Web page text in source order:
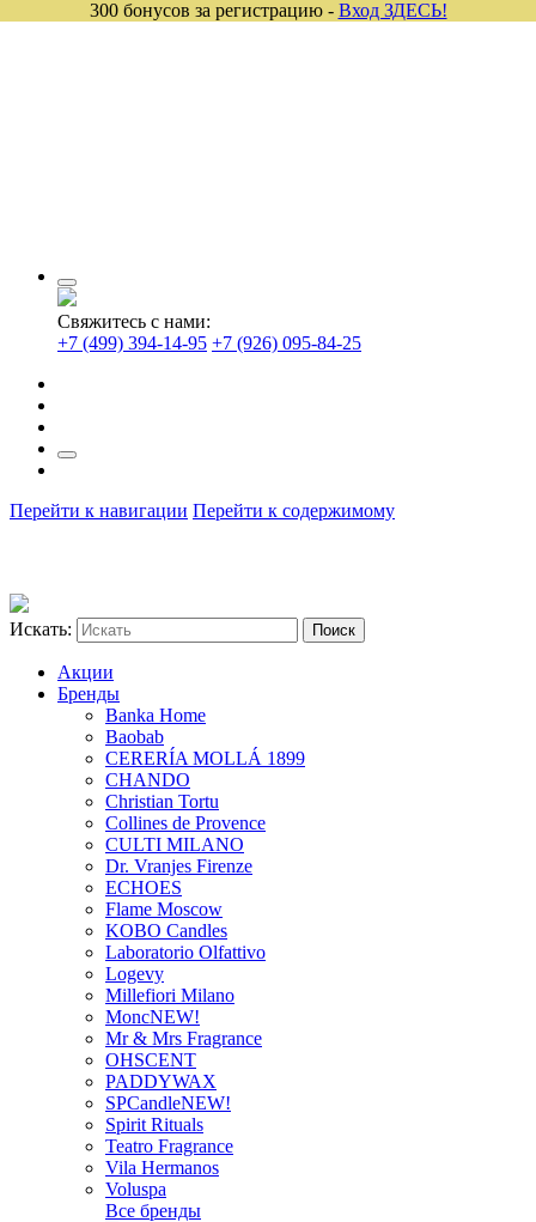
Свяжитесь с нами:
+7 (499) 394-14-95 +7 (926) 095-84-25
Перейти к навигации Перейти к содержимому
Искать:
Акции
Бренды
Banka Home
Baobab
CERERÍA MOLLÁ 1899
CHANDO
Christian Tortu
Collines de Provence
CULTI MILANO
Dr. Vranjes Firenze
ECHOES
Flame Moscow
KOBO Candles
Laboratorio Olfattivo
Logevy
Millefiori Milano
MoncNEW!
Mr & Mrs Fragrance
OHSCENT
PADDYWAX
SPCandleNEW!
Spirit Rituals
Teatro Fragrance
Vila Hermanos
Voluspa
Все бренды
300 бонусов за регистрацию - Вход ЗДЕСЬ!